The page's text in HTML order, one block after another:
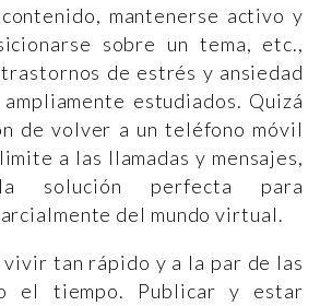
mantenerse activo y
sobre un tema, etc.,
de estrés y ansiedad
estudiados. Quizá
de volver a un teléfono móvil
a las llamadas y mensajes,
solución perfecta para
del mundo virtual.
vivir tan rápido y a la par de las
el tiempo. Publicar y estar